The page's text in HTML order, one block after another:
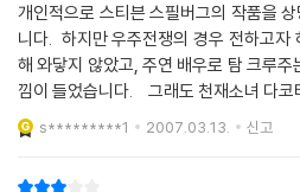
개인적으로 스티븐 스필버그의 작품을
니다. 하지만 우주전쟁의 경우 전하고자
해 와닿지 않았고, 주연 배우로 탐 크루
낌이 들었습니다. 그래도 천재소녀 다코
및 화질은 개인적으로 상당히 만족스러
라도 써플
s*********1 2007.03.13. 신고